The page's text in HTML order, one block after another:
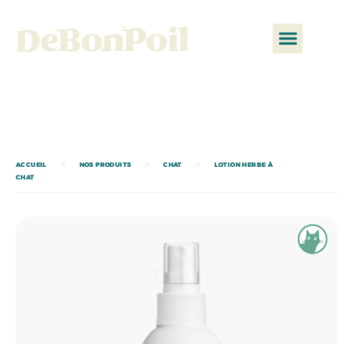
ACCUEIL NOS PRODUITS CHAT
LOTION HERBE À
CHAT